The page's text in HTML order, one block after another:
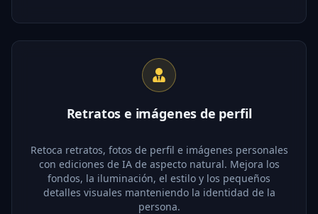
Retratos e imágenes de perfil
Retoca retratos, fotos de perfil e imágenes personales
con ediciones de IA de aspecto natural. Mejora los
fondos, la iluminación, el estilo y los pequeños
detalles visuales manteniendo la identidad de la
persona.